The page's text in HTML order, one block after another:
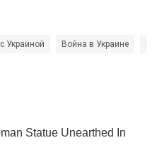
Украиной Война в Украине